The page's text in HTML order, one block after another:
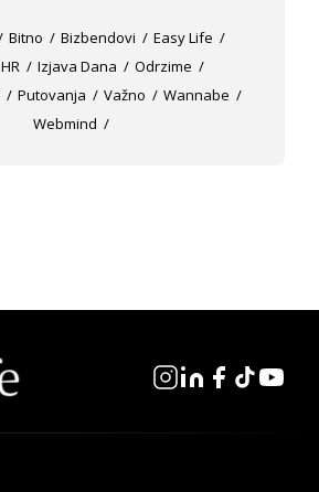
Bitno Bizbendovi
Easy Life
HR Izjava Dana
Odrzime
Putovanja Važno
Wannabe
Webmind